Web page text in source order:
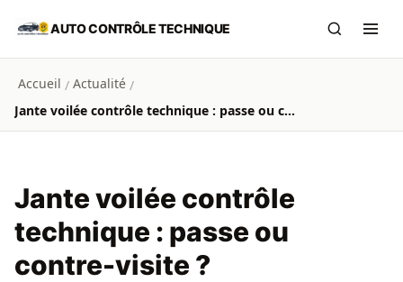
Aller au contenu principal
AUTO CONTRÔLE TECHNIQUE
Accueil / Actualité /
Jante voilée contrôle technique : passe ou contre-visite ?
Jante voilée contrôle
technique : passe ou
contre-visite ?